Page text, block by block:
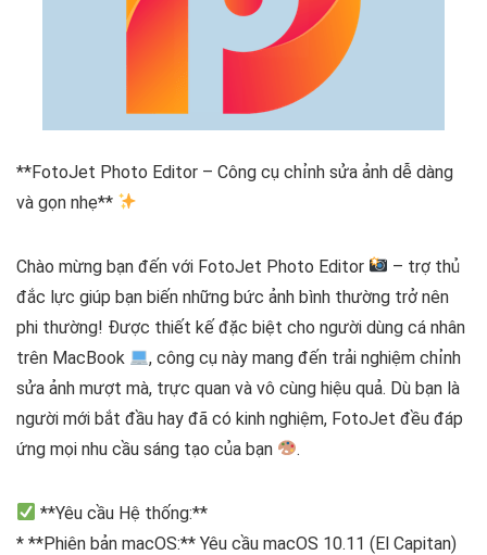
**FotoJet Photo Editor – Công cụ chỉnh sửa ảnh dễ dàng
và gọn nhẹ**
Chào mừng bạn đến với FotoJet Photo Editor
– trợ thủ
đắc lực giúp bạn biến những bức ảnh bình thường trở nên
phi thường! Được thiết kế đặc biệt cho người dùng cá nhân
trên MacBook
, công cụ này mang đến trải nghiệm chỉnh
sửa ảnh mượt mà, trực quan và vô cùng hiệu quả. Dù bạn là
người mới bắt đầu hay đã có kinh nghiệm, FotoJet đều đáp
ứng mọi nhu cầu sáng tạo của bạn
.
**Yêu cầu Hệ thống:**
* **Phiên bản macOS:** Yêu cầu macOS 10.11 (El Capitan)